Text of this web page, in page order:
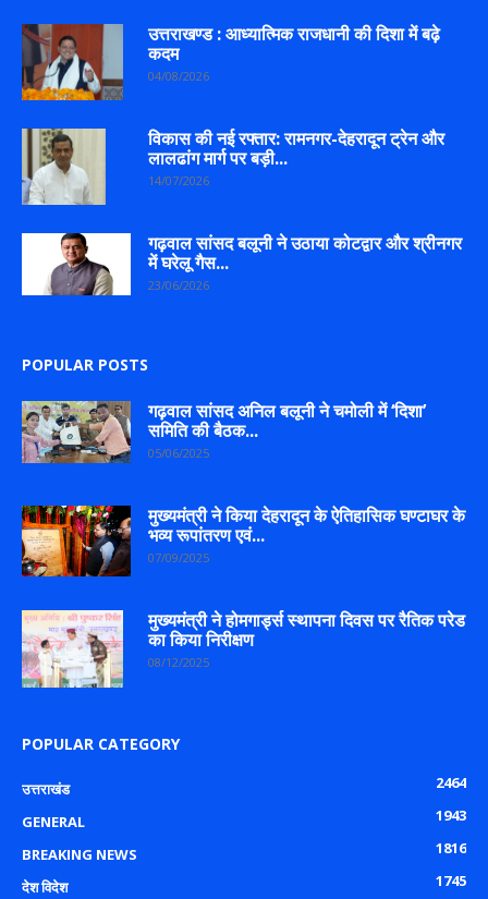
उत्तराखण्ड : आध्यात्मिक राजधानी की दिशा में बढ़े
कदम
04/08/2026
विकास की नई रफ्तार: रामनगर-देहरादून ट्रेन और
लालढांग मार्ग पर बड़ी...
14/07/2026
गढ़वाल सांसद बलूनी ने उठाया कोटद्वार और श्रीनगर
में घरेलू गैस...
23/06/2026
POPULAR POSTS
गढ़वाल सांसद अनिल बलूनी ने चमोली में ‘दिशा’
समिति की बैठक...
05/06/2025
मुख्यमंत्री ने किया देहरादून के ऐतिहासिक घण्टाघर के
भव्य रूपांतरण एवं...
07/09/2025
मुख्यमंत्री ने होमगार्ड्स स्थापना दिवस पर रैतिक परेड
का किया निरीक्षण
08/12/2025
POPULAR CATEGORY
उत्तराखंड
2464
GENERAL
1943
BREAKING NEWS
1816
देश विदेश
1745